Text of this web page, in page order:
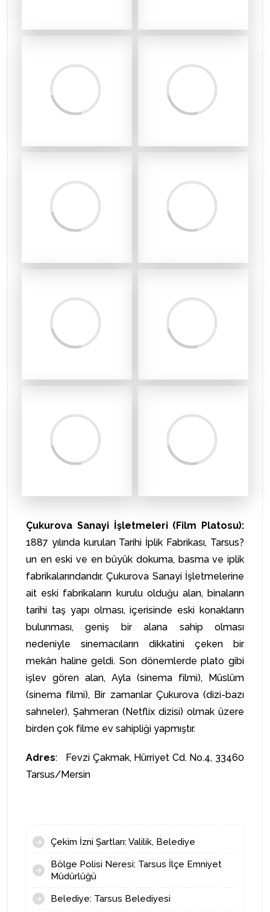
Çukurova Sanayi İşletmeleri (Film Platosu):
1887 yılında kurulan Tarihi İplik Fabrikası, Tarsus?
un en eski ve en büyük dokuma, basma ve iplik
fabrikalarındandır. Çukurova Sanayi İşletmelerine
ait eski fabrikaların kurulu olduğu alan, binaların
tarihi taş yapı olması, içerisinde eski konakların
bulunması, geniş bir alana sahip olması
nedeniyle sinemacıların dikkatini çeken bir
mekân haline geldi. Son dönemlerde plato gibi
işlev gören alan, Ayla (sinema filmi), Müslüm
(sinema filmi), Bir zamanlar Çukurova (dizi-bazı
sahneler), Şahmeran (Netflix dizisi) olmak üzere
birden çok filme ev sahipliği yapmıştır.
Adres: Fevzi Çakmak, Hürriyet Cd. No.4, 33460
Tarsus/Mersin
Çekim İzni Şartları: Valilik, Belediye
Bölge Polisi Neresi: Tarsus İlçe Emniyet
Müdürlüğü
Belediye: Tarsus Belediyesi